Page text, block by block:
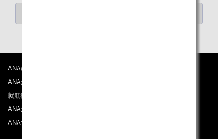
ANAについて
ANAからのお知らせ
就航都市
ANAがお約束する体験
ANAマイレージクラブ